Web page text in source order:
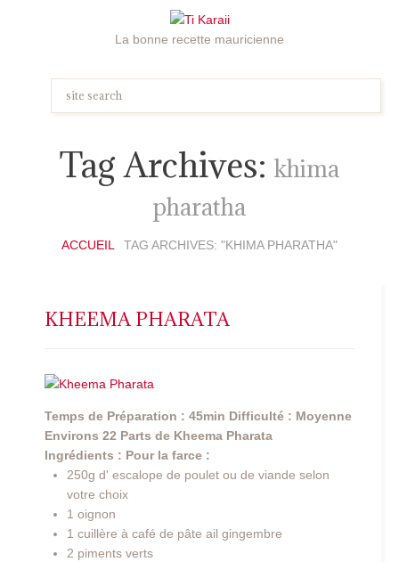
La bonne recette mauricienne
Tag Archives: khima
pharatha
ACCUEIL TAG ARCHIVES: "KHIMA PHARATHA"
KHEEMA PHARATA
Temps de Préparation : 45min Difficulté : Moyenne
Environs 22 Parts de Kheema Pharata
Ingrédients : Pour la farce :
250g d' escalope de poulet ou de viande selon
votre choix
1 oignon
1 cuillère à café de pâte ail gingembre
2 piments verts